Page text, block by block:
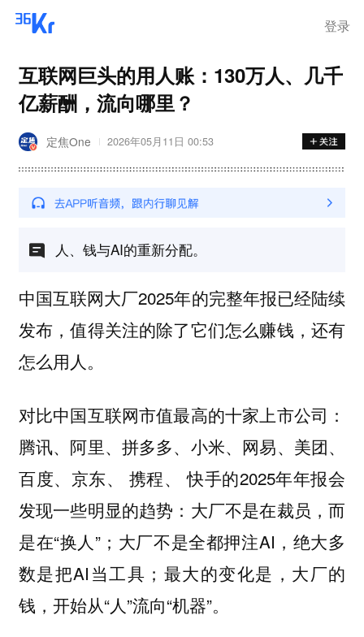
登录
互联网巨头的用人账：130万人、几千
亿薪酬，流向哪里？
定焦One 2026年05月11日 00:53
人、钱与AI的重新分配。
中国互联网大厂2025年的完整年报已经陆续
发布，值得关注的除了它们怎么赚钱，还有
怎么用人。
对比中国互联网市值最高的十家上市公司：
腾讯、阿里、拼多多、小米、网易、美团、
百度、京东、 携程、 快手的2025年年报会
发现一些明显的趋势：大厂不是在裁员，而
是在“换人”；大厂不是全都押注AI，绝大多
数是把AI当工具；最大的变化是，大厂的
钱，开始从“人”流向“机器”。